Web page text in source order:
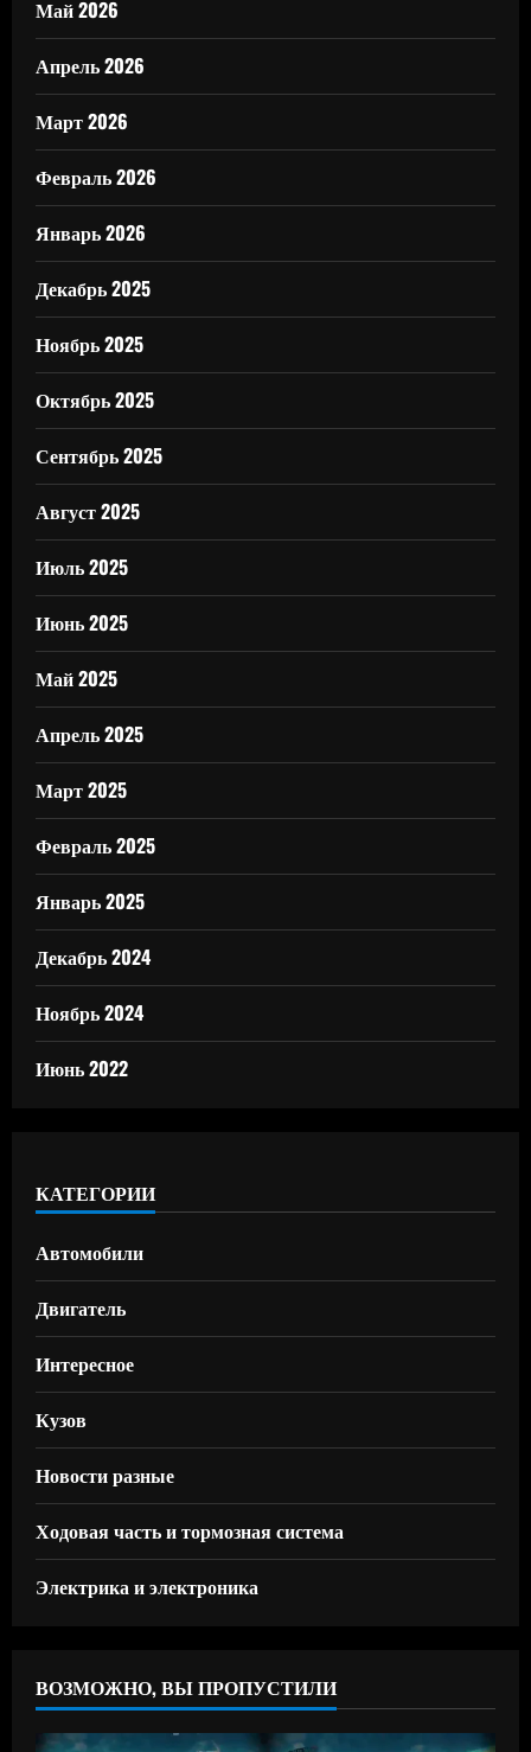
Май 2026
Апрель 2026
Март 2026
Февраль 2026
Январь 2026
Декабрь 2025
Ноябрь 2025
Октябрь 2025
Сентябрь 2025
Август 2025
Июль 2025
Июнь 2025
Май 2025
Апрель 2025
Март 2025
Февраль 2025
Январь 2025
Декабрь 2024
Ноябрь 2024
Июнь 2022
КАТЕГОРИИ
Автомобили
Двигатель
Интересное
Кузов
Новости разные
Ходовая часть и тормозная система
Электрика и электроника
ВОЗМОЖНО, ВЫ ПРОПУСТИЛИ